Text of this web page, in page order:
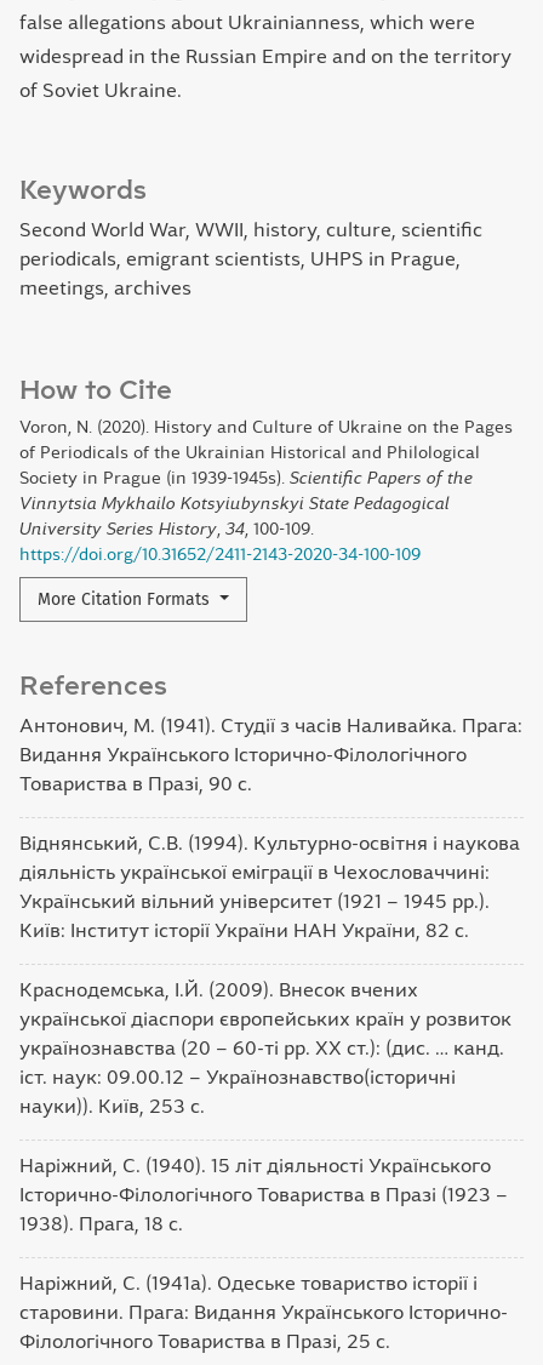
Keywords
Second World War, WWII, history, culture, scientific
periodicals, emigrant scientists, UHPS in Prague,
meetings, archives
How to Cite
Voron, N. (2020). History and Culture of Ukraine on the Pages
of Periodicals of the Ukrainian Historical and Philological
Society in Prague (in 1939-1945s). Scientific Papers of the
Vinnytsia Mykhailo Kotsyiubynskyi State Pedagogical
University Series History 34 , 100-109.
https://doi.org/10.31652/2411-2143-2020-34-100-109
More Citation Formats
false allegations about Ukrainianness, which were
widespread in the Russian Empire and on the territory
of Soviet Ukraine.
References
Антонович, М. (1941). Студії з часів Наливайка. Прага:
Видання Українського Історично-Філологічного
Товариства в Празі, 90 с.
Віднянський, С.В. (1994). Культурно-освітня і наукова
діяльність української еміграції в Чехословаччині:
Український вільний університет (1921 – 1945 рр.).
Київ: Інститут історії України НАН України, 82 с.
Краснодемська, І.Й. (2009). Внесок вчених
української діаспори європейських країн у розвиток
українознавства (20 – 60-ті рр. ХХ ст.): (дис. … канд.
іст. наук: 09.00.12 – Українознавство(історичні
науки)). Київ, 253 с.
Наріжний, С. (1940). 15 літ діяльності Українського
Історично-Філологічного Товариства в Празі (1923 –
1938). Прага, 18 с.
Наріжний, С. (1941a). Одеське товариство історії і
старовини. Прага: Видання Українського Історично-
Філологічного Товариства в Празі, 25 с.